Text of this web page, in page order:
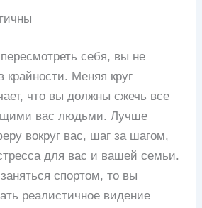
себя, вы не
крайности. Меняя круг
что вы должны сжечь все
вас людьми. Лучше
вокруг вас, шаг за шагом,
для вас и вашей семьи.
спортом, то вы
реалистичное видение